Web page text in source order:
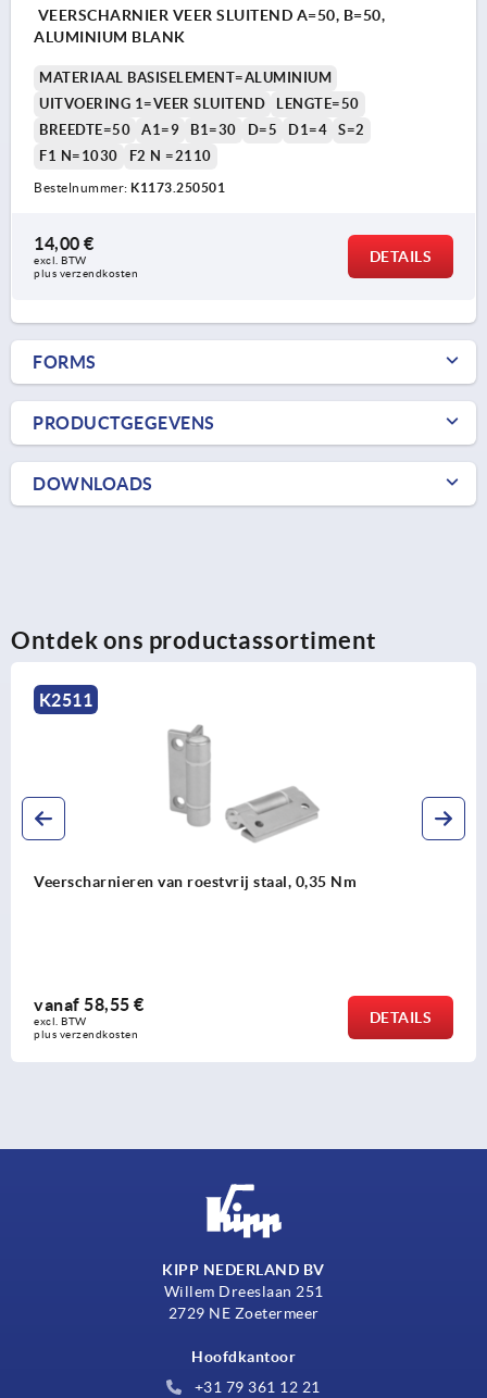
VEERSCHARNIER VEER SLUITEND A=50, B=50,
ALUMINIUM BLANK
MATERIAAL BASISELEMENT=ALUMINIUM
UITVOERING 1=VEER SLUITEND
LENGTE=50
BREEDTE=50
A1=9 B1=30 D=5 D1=4
S=2
F1 N=1030
F2 N =2110
Bestelnummer: K1173.250501
14,00 €
excl. BTW
plus verzendkosten
DETAILS
FORMS
PRODUCTGEGEVENS
DOWNLOADS
Ontdek ons productassortiment
K2511
Veerscharnieren van roestvrij staal, 0,35 Nm
vanaf 58,55 €
excl. BTW
plus verzendkosten
DETAILS
KIPP NEDERLAND BV
Willem Dreeslaan 251
2729 NE Zoetermeer
Hoofdkantoor
+31 79 361 12 21